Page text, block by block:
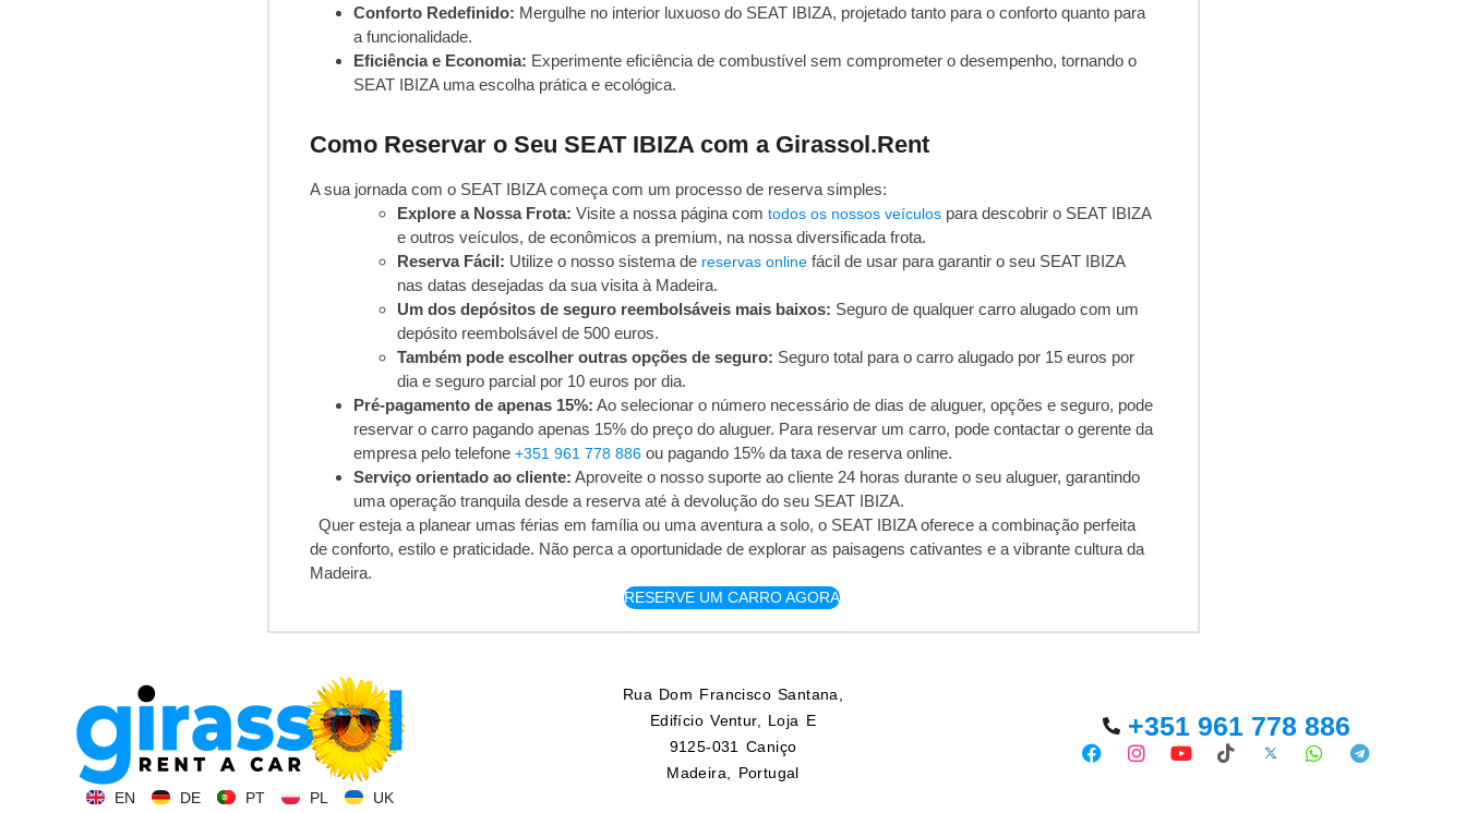
Conforto Redefinido: Mergulhe no interior luxuoso do SEAT IBIZA, projetado tanto para o conforto quanto para
a funcionalidade.
Eficiência e Economia: Experimente eficiência de combustível sem comprometer o desempenho, tornando o
SEAT IBIZA uma escolha prática e ecológica.
Como Reservar o Seu SEAT IBIZA com a Girassol.Rent
A sua jornada com o SEAT IBIZA começa com um processo de reserva simples:
Explore a Nossa Frota: Visite a nossa página com todos os nossos veículospara descobrir o SEAT IBIZA
e outros veículos, de econômicos a premium, na nossa diversificada frota.
Reserva Fácil: Utilize o nosso sistema dereservas onlinefácil de usar para garantir o seu SEAT IBIZA
nas datas desejadas da sua visita à Madeira.
Um dos depósitos de seguro reembolsáveis mais baixos: Seguro de qualquer carro alugado com um
depósito reembolsável de 500 euros.
Também pode escolher outras opções de seguro: Seguro total para o carro alugado por 15 euros por
dia e seguro parcial por 10 euros por dia.
Pré-pagamento de apenas 15%: Ao selecionar o número necessário de dias de aluguer, opções e seguro, pode
reservar o carro pagando apenas 15% do preço do aluguer. Para reservar um carro, pode contactar o gerente da
empresa pelo telefone +351 961 778 886ou pagando 15% da taxa de reserva online.
Serviço orientado ao cliente: Aproveite o nosso suporte ao cliente 24 horas durante o seu aluguer, garantindo
uma operação tranquila desde a reserva até à devolução do seu SEAT IBIZA.
Quer esteja a planear umas férias em família ou uma aventura a solo, o SEAT IBIZA oferece a combinação perfeita
de conforto, estilo e praticidade. Não perca a oportunidade de explorar as paisagens cativantes e a vibrante cultura da
Madeira.
RESERVE UM CARRO AGORA
EN DE PT PL UK
Rua Dom Francisco Santana,
Edifício Ventur, Loja E
9125-031 Caniço
Madeira, Portugal
+351 961 778 886